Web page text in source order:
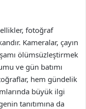
fotoğraf
Kameralar, çayın
ölümsüzleştirmek
ve gün batımı
hem gündelik
büyük ilgi
tanıtımına da